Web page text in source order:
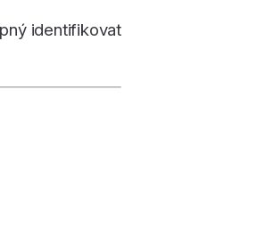
identifikovat